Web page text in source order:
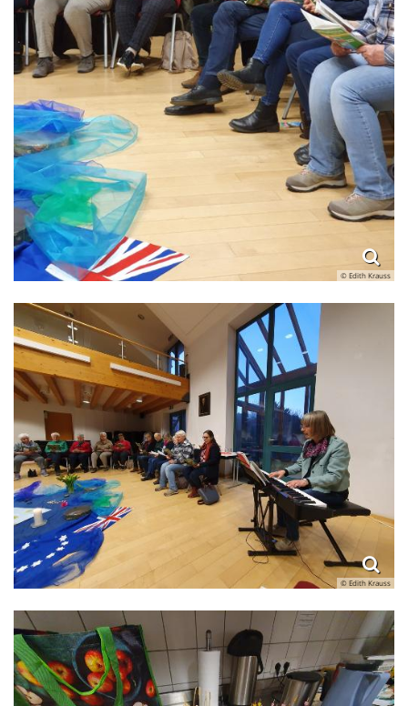
© Edith Krauss
© Edith Krauss